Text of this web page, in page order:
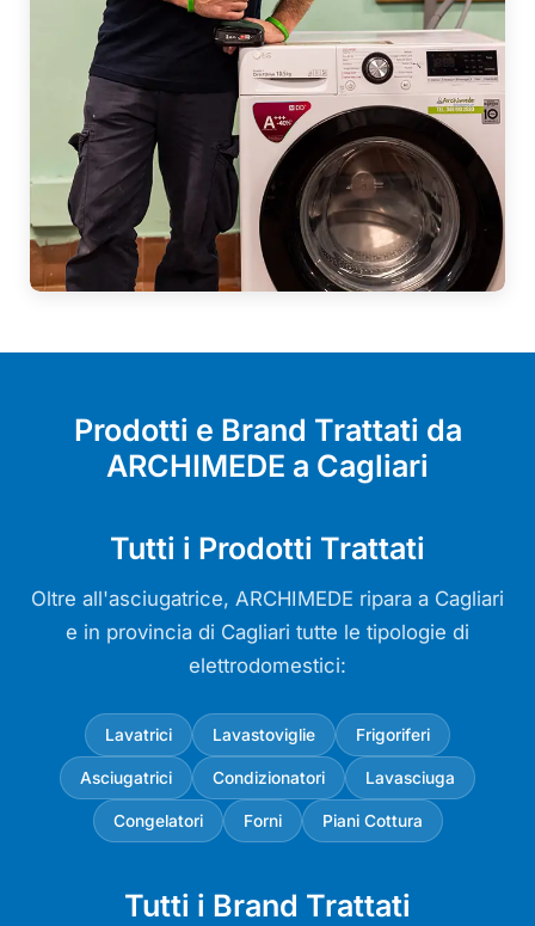
Prodotti e Brand Trattati da
ARCHIMEDE a Cagliari
Tutti i Prodotti Trattati
Oltre all'asciugatrice, ARCHIMEDE ripara a Cagliari
e in provincia di Cagliari tutte le tipologie di
elettrodomestici:
Lavatrici Lavastoviglie Frigoriferi
Asciugatrici Condizionatori Lavasciuga
Congelatori Forni Piani Cottura
Tutti i Brand Trattati